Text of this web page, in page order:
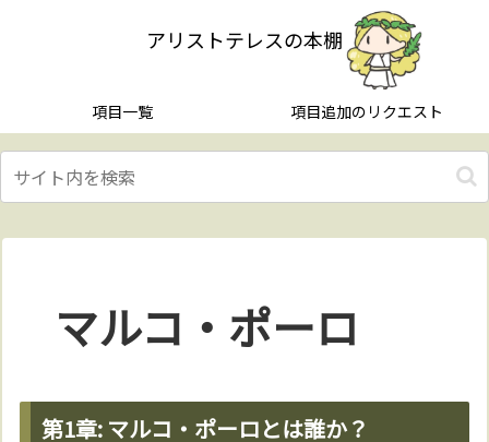
アリストテレスの本棚
項目一覧 項目追加のリクエスト
マルコ・ポーロ
第1章: マルコ・ポーロとは誰か？